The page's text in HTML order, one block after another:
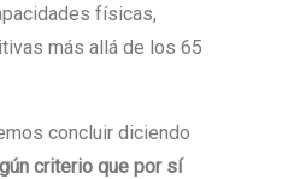
físicas,
más allá de los 65
concluir diciendo
criterio que por sí